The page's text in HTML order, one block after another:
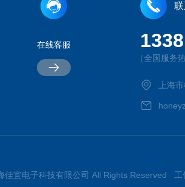
在线客服
（全国服务
上海
佳宜电子科技有限公司 All Rights Reserved 工